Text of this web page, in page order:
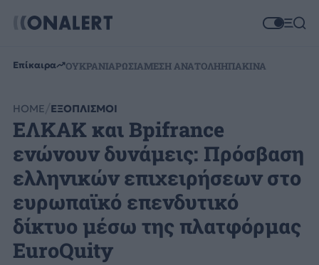
Επίκαιρα ΟΥΚΡΑΝΙΑΡΩΣΙΑΜΕΣΗ ΑΝΑΤΟΛΗΗΠΑΚΙΝΑ
HOME ΕΞΟΠΛΙΣΜΟΙ
ΕΛΚΑΚ και Bpifrance
ενώνουν δυνάμεις: Πρόσβαση
ελληνικών επιχειρήσεων στο
ευρωπαϊκό επενδυτικό
δίκτυο μέσω της πλατφόρμας
EuroQuity